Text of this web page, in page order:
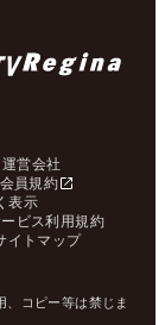
運営会社
会員規約
表示
ビス利用規約
イトマップ
コピー等は禁じま